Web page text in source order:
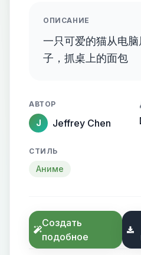
ОПИСАНИЕ
一只可爱的猫从电
子，抓桌上的面包
АВТОР
J Jeffrey Chen
СТИЛЬ
Аниме
Создать
подобное